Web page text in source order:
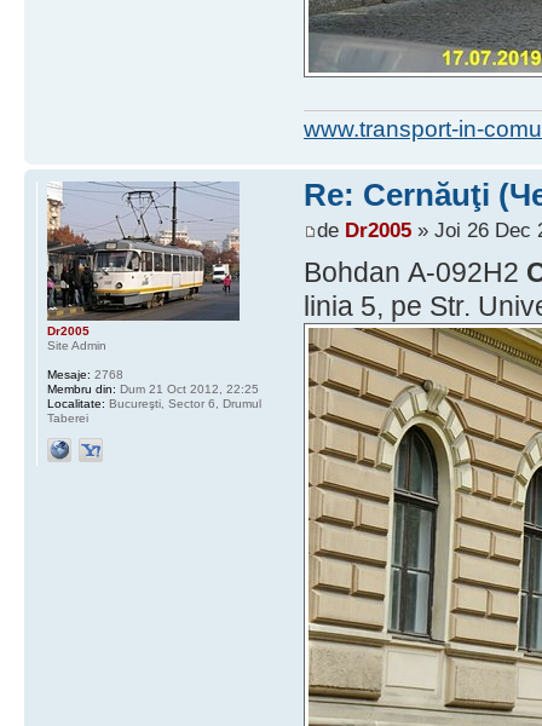
www.transport-in-
Re: Cernăuţi
de Dr2005» Joi 26 Dec
Bohdan А-092Н2
linia 5, pe Str.
Dr2005
Site Admin
Mesaje: 2768
Membru din: Dum 21 Oct 2012, 22:25
Localitate: Bucureşti, Sector 6, Drumul
Taberei